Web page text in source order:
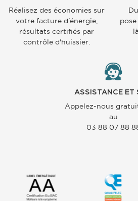
Réalisez des économies sur
votre facture d'énergie,
résultats certifiés par
contrôle d'huissier.
ASSISTANCE ET
Appelez-nous
au
03 88 07 88